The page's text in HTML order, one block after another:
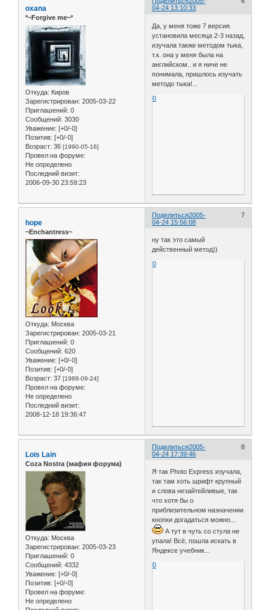
04-24 13:10:33
oxana
*~Forgive me~*
Откуда: Киров
Зарегистрирован: 2005-03-22
Приглашений: 0
Сообщений: 3030
Уважение: [+0/-0]
Позитив: [+0/-0]
Возраст: 36 [1990-05-16]
Провел на форуме:
Не определено
Последний визит:
2006-09-30 23:59:23
Да, у меня тоже 7 версия.
установила месяца 2-3 назад,
изучала также методом тыка,
т.к. она у меня была на
английском.. и я ниче не
понимала, пришлось изучать
методо тыка!...
0
Поделиться 7
2005-
04-24 15:56:08
hope
~Enchantress~
Откуда: Москва
Зарегистрирован: 2005-03-21
Приглашений: 0
Сообщений: 620
Уважение: [+0/-0]
Позитив: [+0/-0]
Возраст: 37 [1988-09-24]
Провел на форуме:
Не определено
Последний визит:
2008-12-18 19:36:47
ну так это самый
действенный метод))
0
Поделиться 8
2005-
04-24 17:39:46
Lois Lain
Coza Nostra (мафия форума)
Откуда: Москва
Зарегистрирован: 2005-03-23
Приглашений: 0
Сообщений: 4332
Уважение: [+0/-0]
Позитив: [+0/-0]
Провел на форуме:
Не определено
Я так Photo Express изучала,
так там хоть шрифт крупный
и слова незайтейливые, так
что хотя бы о
приблизительном назначении
кнопки догадаться можно...
А тут в чуть со стула не
упала! Всё, пошла искать в
Яндексе учебник...
0